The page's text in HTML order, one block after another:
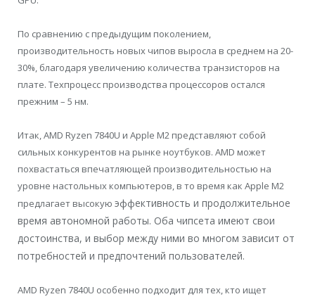
По сравнению с предыдущим поколением,
производительность новых чипов выросла в среднем на 20-
30%, благодаря увеличению количества транзисторов на
плате. Техпроцесс производства процессоров остался
прежним – 5 нм.
Итак, AMD Ryzen 7840U и Apple M2 представляют собой
сильных конкурентов на рынке ноутбуков. AMD может
похвастаться впечатляющей производительностью на
уровне настольных компьютеров, в то время как Apple M2
предлагает высокую эффективность и продолжительное
время автономной работы. Оба чипсета имеют свои
достоинства, и выбор между ними во многом зависит от
потребностей и предпочтений пользователей.
AMD Ryzen 7840U особенно подходит для тех, кто ищет